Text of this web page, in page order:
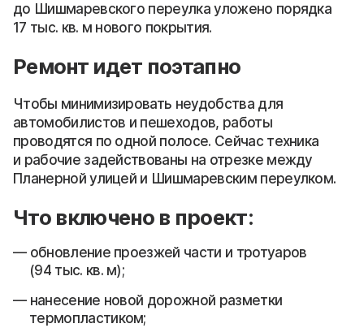
до Шишмаревского переулка уложено порядка
17 тыс. кв. м нового покрытия.
Ремонт идет поэтапно
Чтобы минимизировать неудобства для
автомобилистов и пешеходов, работы
проводятся по одной полосе. Сейчас техника
и рабочие задействованы на отрезке между
Планерной улицей и Шишмаревским переулком.
Что включено в проект:
обновление проезжей части и тротуаров
(94 тыс. кв. м);
нанесение новой дорожной разметки
термопластиком;